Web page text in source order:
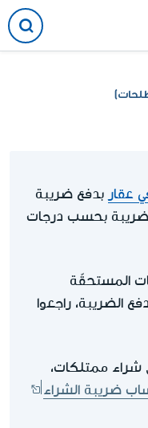
عقار بدفع ضريبة
بحسب درجات
المستحقّة
الضريبة، راجعوا
شراء ممتلكات،
ضريبة الشراء